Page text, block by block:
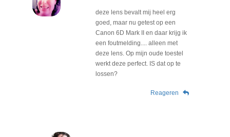
deze lens bevalt mij heel erg
goed, maar nu getest op een
Canon 6D Mark II en daar krijg ik
een foutmelding.... alleen met
deze lens. Op mijn oude toestel
werkt deze perfect. IS dat op te
lossen?
Reageren